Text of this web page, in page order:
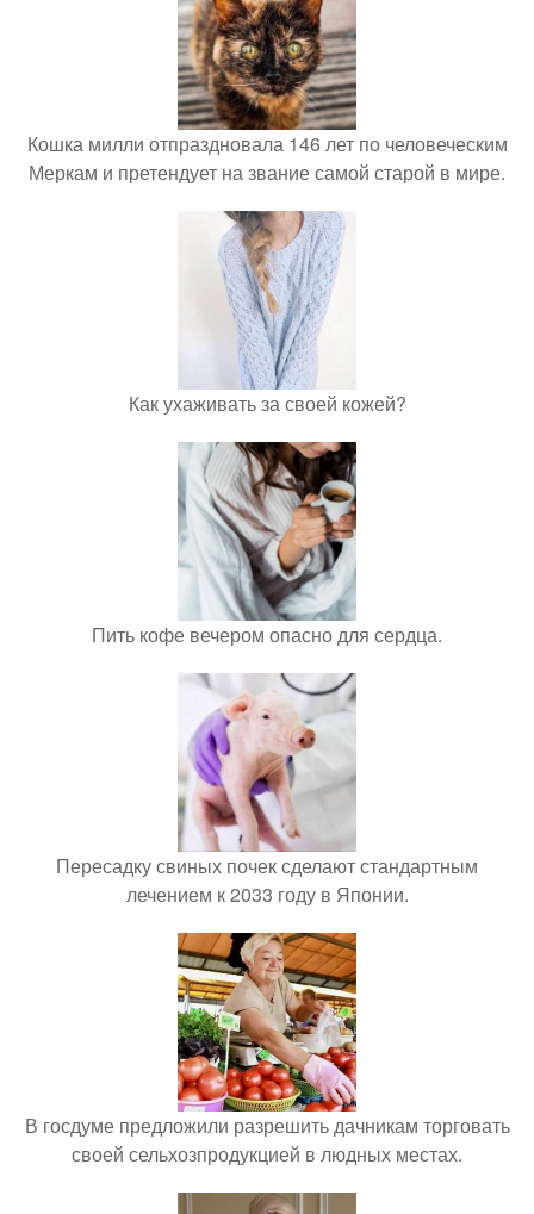
Кошка милли отпраздновала 146 лет по человеческим
Меркам и претендует на звание самой старой в мире.
Как ухаживать за своей кожей?
Пить кофе вечером опасно для сердца.
Пересадку свиных почек сделают стандартным
лечением к 2033 году в Японии.
В госдуме предложили разрешить дачникам торговать
своей сельхозпродукцией в людных местах.